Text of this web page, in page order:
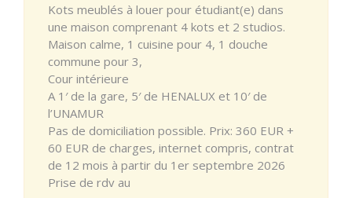
Kots meublés à louer pour étudiant(e) dans
une maison comprenant 4 kots et 2 studios.
Maison calme, 1 cuisine pour 4, 1 douche
commune pour 3,
Cour intérieure
A 1′ de la gare, 5′ de HENALUX et 10′ de
l’UNAMUR
Pas de domiciliation possible. Prix: 360 EUR +
60 EUR de charges, internet compris, contrat
de 12 mois à partir du 1er septembre 2026
Prise de rdv au